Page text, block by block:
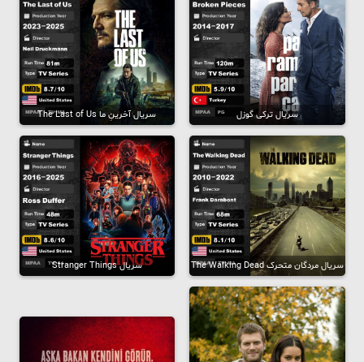
سریال ترکی گوزل سریال آخرینِ ما The Last of Us
سریال مردگان متحرک The Walking Dead سریال Stranger Things